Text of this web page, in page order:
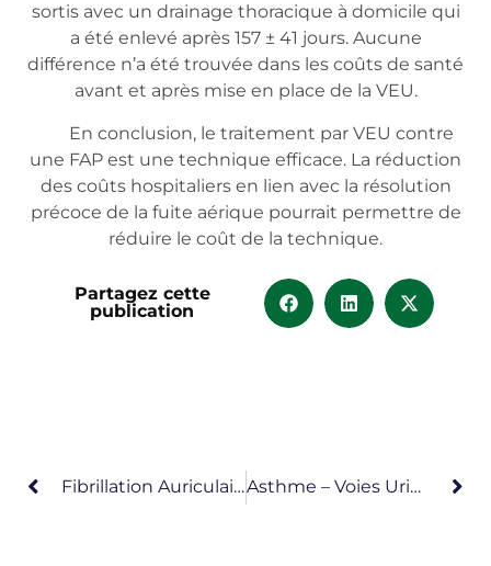
sortis avec un drainage thoracique à domicile qui
a été enlevé après 157 ± 41 jours. Aucune
différence n’a été trouvée dans les coûts de santé
avant et après mise en place de la VEU.
En conclusion, le traitement par VEU contre
une FAP est une technique efficace. La réduction
des coûts hospitaliers en lien avec la résolution
précoce de la fuite aérique pourrait permettre de
réduire le coût de la technique.
Partagez cette
publication
Fibrillation Auriculaire – SAOS Asthme – Voies Urinaires